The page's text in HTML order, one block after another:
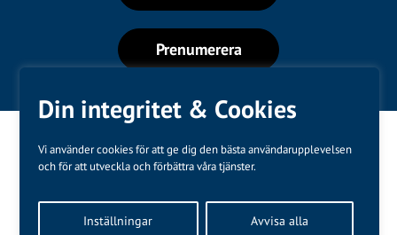
Din integritet & Cookies
Vi använder cookies för att ge dig den bästa användarupplevelsen
och för att utveckla och förbättra våra tjänster.
Inställningar Avvisa alla
Prenumerera